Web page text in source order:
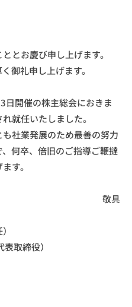
とお慶び申し上げます。
御礼申し上げます。
⽇開催の株主総会におきま
就任いたしました。
社業発展のため最善の努⼒
何卒、倍旧のご指導ご鞭撻
す。
敬具
）
締役）